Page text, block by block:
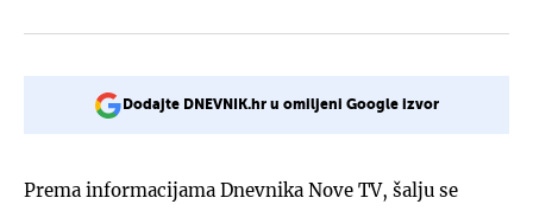
Dodajte DNEVNIK.hr u omiljeni Google izvor
Prema informacijama Dnevnika Nove TV, šalju se